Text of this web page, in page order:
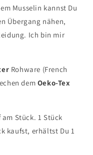
Musselin kannst Du
Übergang nähen,
Ich bin mir
Rohware (French
dem Oeko-Tex
Stück. 1 Stück
kaufst, erhältst Du 1